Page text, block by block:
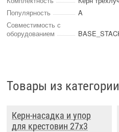
Популярность
A
Совместимость с
оборудованием
Товары из категории
Керн-насадка и упор
для крестовин 27x3